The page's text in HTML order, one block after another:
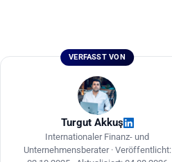
VERFASST VON
Turgut Akkuş
Internationaler Finanz- und
Unternehmensberater · Veröffentlicht: